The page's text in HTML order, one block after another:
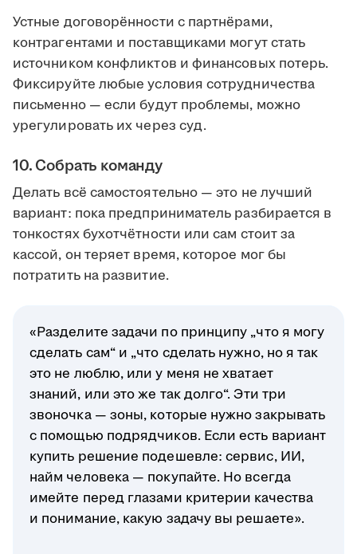
Устные договорённости с партнёрами,
контрагентами и поставщиками могут стать
источником конфликтов и финансовых потерь.
Фиксируйте любые условия сотрудничества
письменно — если будут проблемы, можно
урегулировать их через суд.
10. Собрать команду
Делать всё самостоятельно — это не лучший
вариант: пока предприниматель разбирается в
тонкостях бухотчётности или сам стоит за
кассой, он теряет время, которое мог бы
потратить на развитие.
«Разделите задачи по принципу „что я могу
сделать сам“ и „что сделать нужно, но я так
это не люблю, или у меня не хватает
знаний, или это же так долго“. Эти три
звоночка — зоны, которые нужно закрывать
с помощью подрядчиков. Если есть вариант
купить решение подешевле: сервис, ИИ,
найм человека — покупайте. Но всегда
имейте перед глазами критерии качества
и понимание, какую задачу вы решаете».